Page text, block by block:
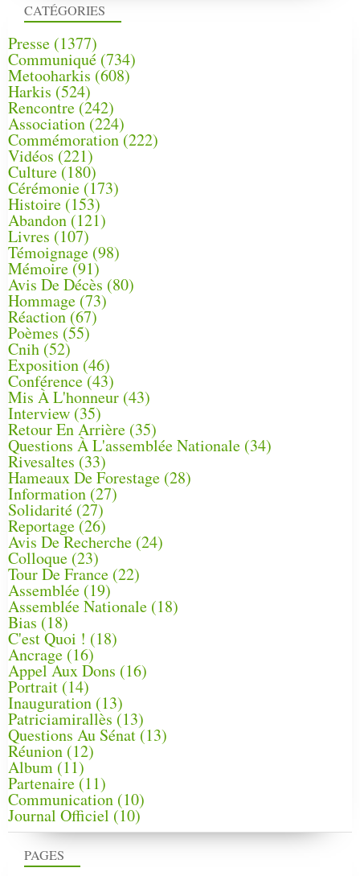
PAGES
CATÉGORIES
Presse (1377)
Communiqué (734)
Metooharkis (608)
Harkis (524)
Rencontre (242)
Association (224)
Commémoration(222)
Vidéos (221)
Culture(180)
Cérémonie (173)
Histoire (153)
Abandon(121)
Livres (107)
Témoignage (98)
Mémoire (91)
Avis De Décès (80)
Hommage (73)
Réaction(67)
Poèmes (55)
Cnih (52)
Exposition (46)
Conférence(43)
Mis À L'honneur (43)
Interview (35)
Retour En Arrière (35)
Questions À L'assemblée Nationale (34)
Rivesaltes (33)
Hameaux De Forestage (28)
Information (27)
Solidarité (27)
Reportage(26)
Avis De Recherche (24)
Colloque (23)
Tour De France (22)
Assemblée (19)
Assemblée Nationale (18)
Bias (18)
C'est Quoi ! (18)
Ancrage (16)
Appel Aux Dons (16)
Portrait (14)
Inauguration (13)
Patriciamirallès (13)
Questions Au Sénat(13)
Réunion (12)
Album (11)
Partenaire(11)
Communication (10)
Journal Officiel (10)